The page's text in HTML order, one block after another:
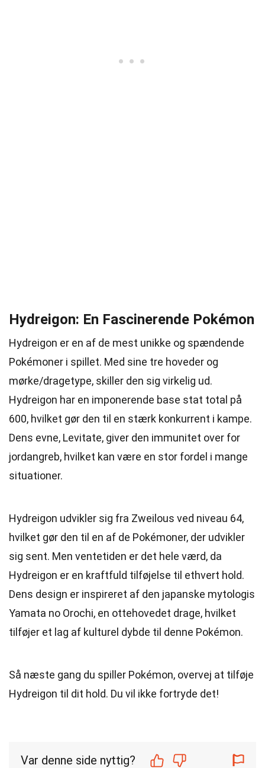
Hydreigon: En Fascinerende Pokémon
Hydreigon er en af de mest unikke og spændende
Pokémoner i spillet. Med sine tre hoveder og
mørke/dragetype, skiller den sig virkelig ud.
Hydreigon har en imponerende base stat total på
600, hvilket gør den til en stærk konkurrent i kampe.
Dens evne, Levitate, giver den immunitet over for
jordangreb, hvilket kan være en stor fordel i mange
situationer.
Hydreigon udvikler sig fra Zweilous ved niveau 64,
hvilket gør den til en af de Pokémoner, der udvikler
sig sent. Men ventetiden er det hele værd, da
Hydreigon er en kraftfuld tilføjelse til ethvert hold.
Dens design er inspireret af den japanske mytologis
Yamata no Orochi, en ottehovedet drage, hvilket
tilføjer et lag af kulturel dybde til denne Pokémon.
Så næste gang du spiller Pokémon, overvej at tilføje
Hydreigon til dit hold. Du vil ikke fortryde det!
Var denne side nyttig?